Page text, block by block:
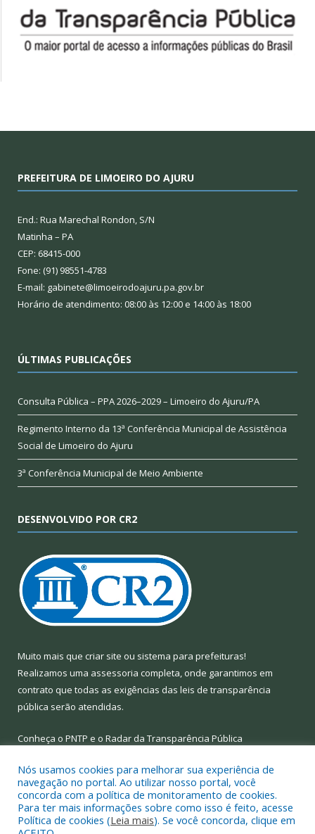
PREFEITURA DE LIMOEIRO DO AJURU
End.: Rua Marechal Rondon, S/N
Matinha – PA
CEP: 68415-000
Fone: (91) 98551-4783
E-mail: gabinete@limoeirodoajuru.pa.gov.br
Horário de atendimento: 08:00 às 12:00 e 14:00 às 18:00
ÚLTIMAS PUBLICAÇÕES
Consulta Pública – PPA 2026–2029 – Limoeiro do Ajuru/PA
Regimento Interno da 13ª Conferência Municipal de Assistência
Social de Limoeiro do Ajuru
3ª Conferência Municipal de Meio Ambiente
DESENVOLVIDO POR CR2
Muito mais que criar site ou sistema para prefeituras!
Realizamos uma assessoria completa, onde garantimos em
contrato que todas as exigências das leis de transparência
pública serão atendidas.
Conheça o PNTP e o Radar da Transparência Pública
Todos os direitos reservados a Prefeitura Municipal de Limoeiro
do Ajuru.
Nós usamos cookies para melhorar sua experiência de
navegação no portal. Ao utilizar nosso portal, você
concorda com a política de monitoramento de cookies.
Para ter mais informações sobre como isso é feito, acesse
Política de cookies (Leia mais). Se você concorda, clique em